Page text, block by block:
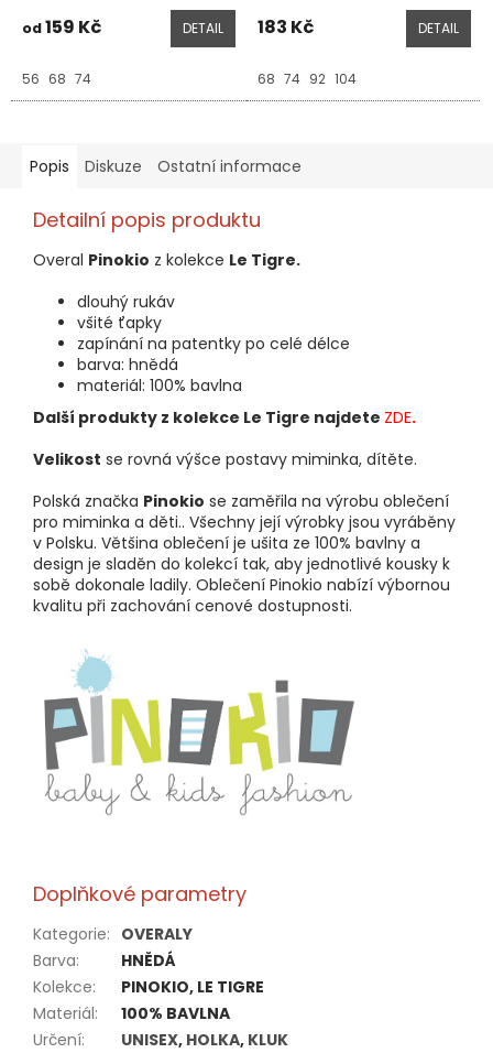
od159 Kč DETAIL
56 68 74
183 Kč DETAIL
68 74 92 104
Popis Diskuze Ostatní informace
Detailní popis produktu
Overal Pinokio z kolekce Le Tigre.
dlouhý rukáv
všité ťapky
zapínání na patentky po celé délce
barva: hnědá
materiál: 100% bavlna
Další produkty z kolekce Le Tigre najdete ZDE.
Velikost se rovná výšce postavy miminka, dítěte.
Polská značka Pinokio se zaměřila na výrobu oblečení
pro miminka a děti.. Všechny její výrobky jsou vyráběny
v Polsku. Většina oblečení je ušita ze 100% bavlny a
design je sladěn do kolekcí tak, aby jednotlivé kousky k
sobě dokonale ladily. Oblečení Pinokio nabízí výbornou
kvalitu při zachování cenové dostupnosti.
Doplňkové parametry
Kategorie: OVERALY
Barva:
HNĚDÁ
Kolekce:
PINOKIO, LE TIGRE
Materiál:
100% BAVLNA
Určení: UNISEX, HOLKA, KLUK